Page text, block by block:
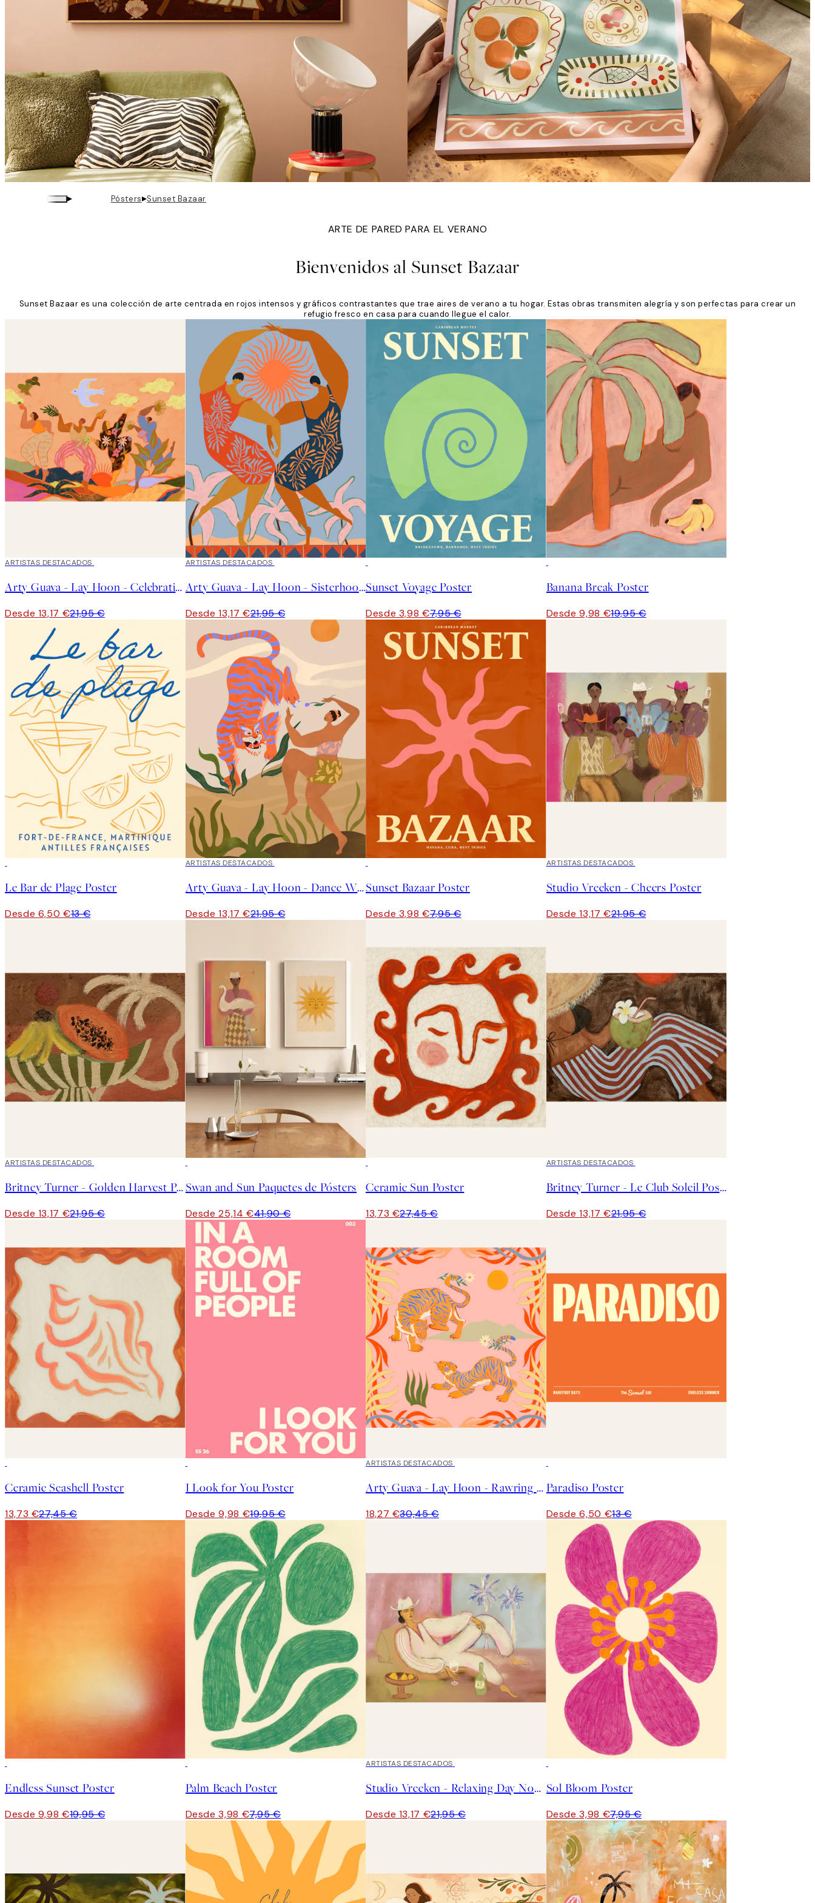
▸ Pósters▸Sunset Bazaar
ARTE DE PARED PARA EL VERANO
Bienvenidos al Sunset Bazaar
Sunset Bazaar es una colección de arte centrada en rojos intensos y gráficos contrastantes que trae aires de verano a tu hogar. Estas obras transmiten alegría y son perfectas para crear un
refugio fresco en casa para cuando llegue el calor.
40%*
ARTISTAS DESTACADOS
Arty Guava - Lay Hoon - Celebration Poster
Desde 13,17 €21,95 €
40%*
ARTISTAS DESTACADOS
Arty Guava - Lay Hoon - Sisterhood Poster
Desde 13,17 €21,95 €
Sunset Voyage Poster
Desde 3,98 €7,95 €
Banana Break Poster
Desde 9,98 €19,95 €
Le Bar de Plage Poster
Desde 6,50 €13 €
40%*
ARTISTAS DESTACADOS
Arty Guava - Lay Hoon - Dance With Tiger Poster
Desde 13,17 €21,95 €
Sunset Bazaar Poster
Desde 3,98 €7,95 €
40%*
ARTISTAS DESTACADOS
Studio Vreeken - Cheers Poster
Desde 13,17 €21,95 €
40%*
ARTISTAS DESTACADOS
Britney Turner - Golden Harvest Poster
Desde 13,17 €21,95 €
Swan and Sun Paquetes de Pósters
Desde 25,14 €41,90 €
Ceramic Sun Poster
13,73 €27,45 €
40%*
ARTISTAS DESTACADOS
Britney Turner - Le Club Soleil Poster
Desde 13,17 €21,95 €
Ceramic Seashell Poster
13,73 €27,45 €
I Look for You Poster
Desde 9,98 €19,95 €
40%*
ARTISTAS DESTACADOS
Arty Guava - Lay Hoon - Rawring Playmates Poster
18,27 €30,45 €
Paradiso Poster
Desde 6,50 €13 €
Endless Sunset Poster
Desde 9,98 €19,95 €
Palm Beach Poster
Desde 3,98 €7,95 €
40%*
ARTISTAS DESTACADOS
Studio Vreeken - Relaxing Day No2 Poster
Desde 13,17 €21,95 €
Sol Bloom Poster
Desde 3,98 €7,95 €